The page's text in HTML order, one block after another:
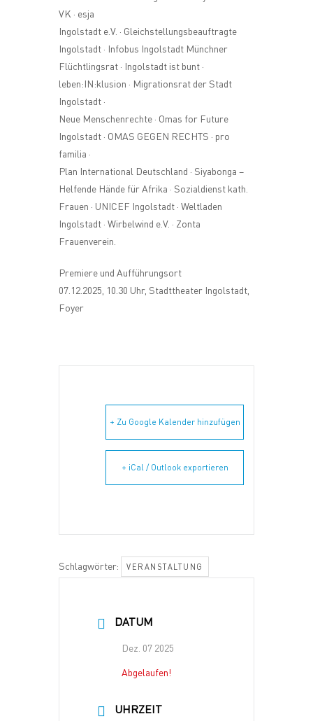
VK · esja
Ingolstadt e.V. · Gleichstellungsbeauftragte
Ingolstadt · Infobus Ingolstadt Münchner
Flüchtlingsrat · Ingolstadt ist bunt ·
leben:IN:klusion · Migrationsrat der Stadt
Ingolstadt ·
Neue Menschenrechte · Omas for Future
Ingolstadt · OMAS GEGEN RECHTS · pro
familia ·
Plan International Deutschland · Siyabonga –
Helfende Hände für Afrika · Sozialdienst kath.
Frauen · UNICEF Ingolstadt · Weltladen
Ingolstadt · Wirbelwind e.V. · Zonta
Frauenverein.
Premiere und Aufführungsort
07.12.2025, 10.30 Uhr, Stadttheater Ingolstadt,
Foyer
+ Zu Google Kalender hinzufügen
+ iCal / Outlook exportieren
Schlagwörter: VERANSTALTUNG
DATUM
Dez. 07 2025
Abgelaufen!
UHRZEIT